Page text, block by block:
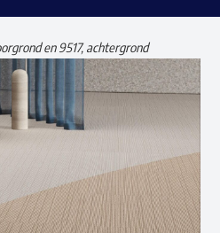
en 9517, achtergrond